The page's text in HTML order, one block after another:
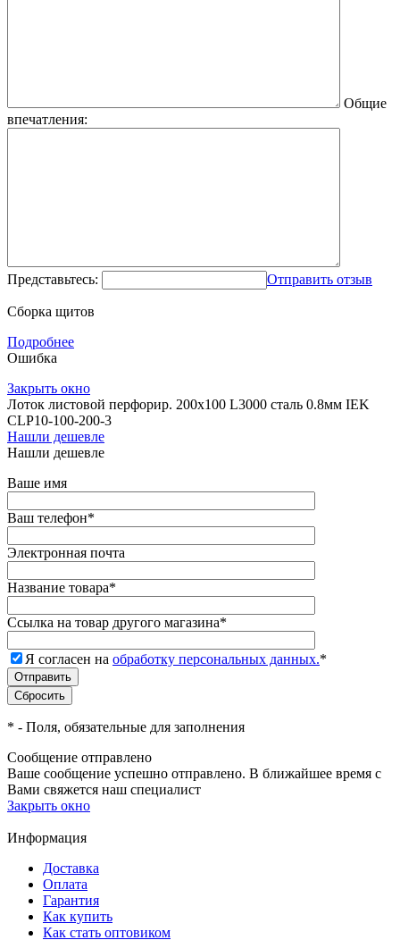
Общие
впечатления:
Представьтесь: Отправить отзыв
Сборка щитов
Подробнее
Ошибка
Закрыть окно
Лоток листовой перфорир. 200х100 L3000 сталь 0.8мм IEK
CLP10-100-200-3
Нашли дешевле
Нашли дешевле
Ваше имя
Ваш телефон*
Электронная почта
Название товара*
Ссылка на товар другого магазина*
Я согласен на обработку персональных данных.*
* - Поля, обязательные для заполнения
Сообщение отправлено
Ваше сообщение успешно отправлено. В ближайшее время с
Вами свяжется наш специалист
Закрыть окно
Информация
Доставка
Оплата
Гарантия
Как купить
Как стать оптовиком